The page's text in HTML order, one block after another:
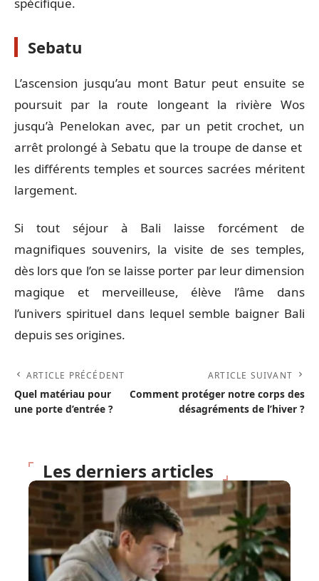
Sebatu
L’ascension jusqu’au mont Batur peut ensuite se
poursuit par la route longeant la rivière Wos
jusqu’à Penelokan avec, par un petit crochet, un
arrêt prolongé à Sebatu que la troupe de danse et
les différents temples et sources sacrées méritent
largement.
Si tout séjour à Bali laisse forcément de
magnifiques souvenirs, la visite de ses temples,
dès lors que l’on se laisse porter par leur dimension
magique et merveilleuse, élève l’âme dans
l’univers spirituel dans lequel semble baigner Bali
depuis ses origines.
ARTICLE PRÉCÉDENT
Quel matériau pour
une porte d’entrée ?
ARTICLE SUIVANT
Comment protéger notre corps des
désagréments de l’hiver ?
Les derniers articles